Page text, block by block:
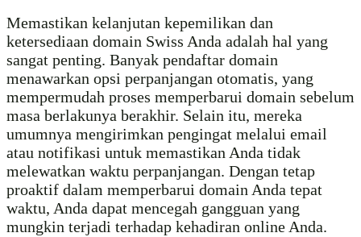
Memastikan kelanjutan kepemilikan dan
ketersediaan domain Swiss Anda adalah hal yang
sangat penting. Banyak pendaftar domain
menawarkan opsi perpanjangan otomatis, yang
mempermudah proses memperbarui domain sebelum
masa berlakunya berakhir. Selain itu, mereka
umumnya mengirimkan pengingat melalui email
atau notifikasi untuk memastikan Anda tidak
melewatkan waktu perpanjangan. Dengan tetap
proaktif dalam memperbarui domain Anda tepat
waktu, Anda dapat mencegah gangguan yang
mungkin terjadi terhadap kehadiran online Anda.